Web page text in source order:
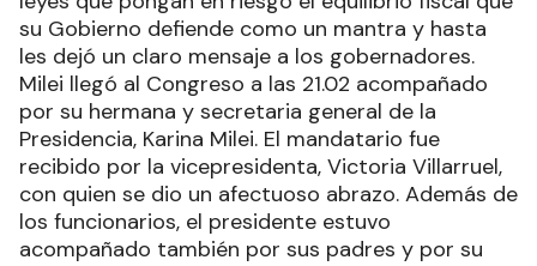
su Gobierno defiende como un mantra y hasta
les dejó un claro mensaje a los gobernadores.
Milei llegó al Congreso a las 21.02 acompañado
por su hermana y secretaria general de la
Presidencia, Karina Milei. El mandatario fue
recibido por la vicepresidenta, Victoria Villarruel,
con quien se dio un afectuoso abrazo. Además de
los funcionarios, el presidente estuvo
acompañado también por sus padres y por su